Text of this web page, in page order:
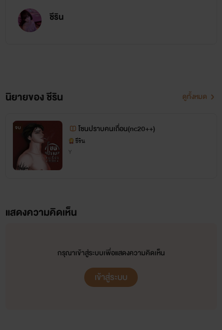
ชีริน
นิยายของ ชีริน ดูทั้งหมด
จบ โซนปราบคนเถื่อน(nc20++)
ชีริน
Y
แสดงความคิดเห็น
กรุณาเข้าสู่ระบบเพื่อแสดงความคิดเห็น
เข้าสู่ระบบ